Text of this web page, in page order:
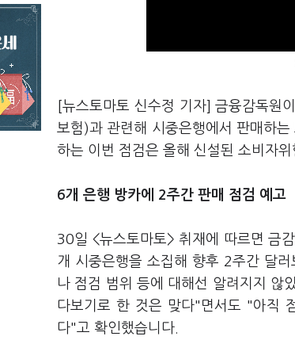
[뉴스토마토 신수정 기자] 금융감독원
보험)과 관련해 시중은행에서 판매하
하는 이번 점검은 올해 신설된 소비자
6개 은행 방카에 2주간 판매 점검 예고
30일 <뉴스토마토> 취재에 따르면 금
개 시중은행을 소집해 향후 2주간 달
나 점검 범위 등에 대해선 알려지지 않
다보기로 한 것은 맞다"면서도 "아직
다"고 확인했습니다.